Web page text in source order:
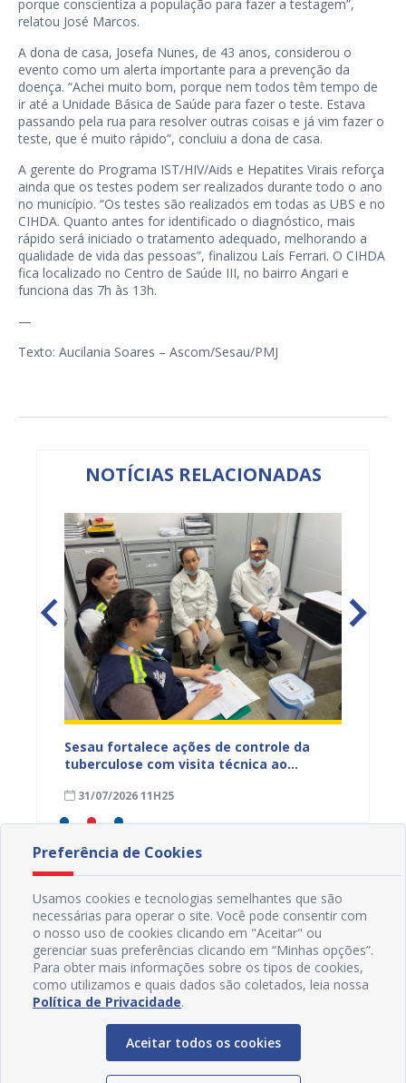
porque conscientiza a população para fazer a testagem”,
relatou José Marcos.
A dona de casa, Josefa Nunes, de 43 anos, considerou o
evento como um alerta importante para a prevenção da
doença. “Achei muito bom, porque nem todos têm tempo de
ir até a Unidade Básica de Saúde para fazer o teste. Estava
passando pela rua para resolver outras coisas e já vim fazer o
teste, que é muito rápido”, concluiu a dona de casa.
A gerente do Programa IST/HIV/Aids e Hepatites Virais reforça
ainda que os testes podem ser realizados durante todo o ano
no município. “Os testes são realizados em todas as UBS e no
CIHDA. Quanto antes for identificado o diagnóstico, mais
rápido será iniciado o tratamento adequado, melhorando a
qualidade de vida das pessoas”, finalizou Laís Ferrari. O CIHDA
fica localizado no Centro de Saúde III, no bairro Angari e
funciona das 7h às 13h.
—
Texto: Aucilania Soares – Ascom/Sesau/PMJ
NOTÍCIAS RELACIONADAS
Sesau fortalece ações de controle da
tuberculose com visita técnica ao
31/07/2026 11H25
Preferência de Cookies
Usamos cookies e tecnologias semelhantes que são
necessárias para operar o site. Você pode consentir com
o nosso uso de cookies clicando em "Aceitar" ou
gerenciar suas preferências clicando em “Minhas opções”.
Para obter mais informações sobre os tipos de cookies,
como utilizamos e quais dados são coletados, leia nossa
Política de Privacidade.
Aceitar todos os cookies